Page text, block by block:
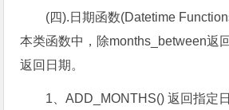
(四).日期函数(Datetime
本类函数中，除months_between返
返回日期。
1、ADD_MONTHS() 返回指定